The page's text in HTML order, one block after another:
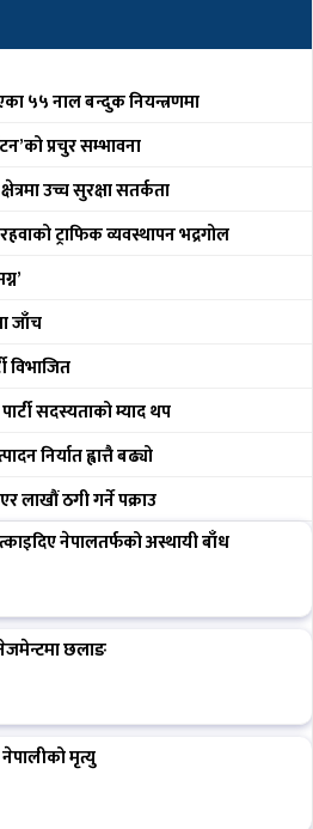
५५ नाल बन्दुक नियन्त्रणमा
प्रचुर सम्भावना
उच्च सुरक्षा सतर्कता
ट्राफिक व्यवस्थापन भद्रगोल
जाँच
विभाजित
सदस्यताको म्याद थप
निर्यात ह्वात्तै बढ्यो
लाखौं ठगी गर्ने पक्राउ
नेपालतर्फको अस्थायी बाँध
छलाङ
मृत्यु